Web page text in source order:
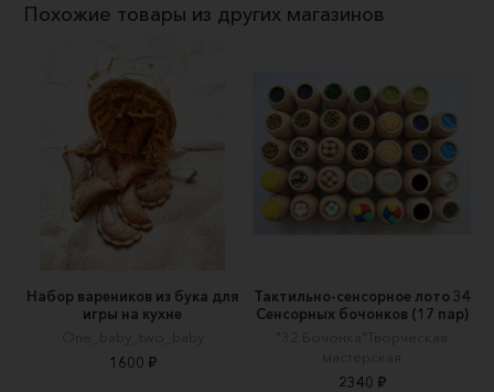
Похожие товары из других магазинов
Набор вареников из бука для
игры на кухне
One_baby_two_baby
1600 ₽
Тактильно-сенсорное лото 34
Сенсорных бочонков (17 пар)
"32 Бочонка"Творческая
мастерская
2340 ₽